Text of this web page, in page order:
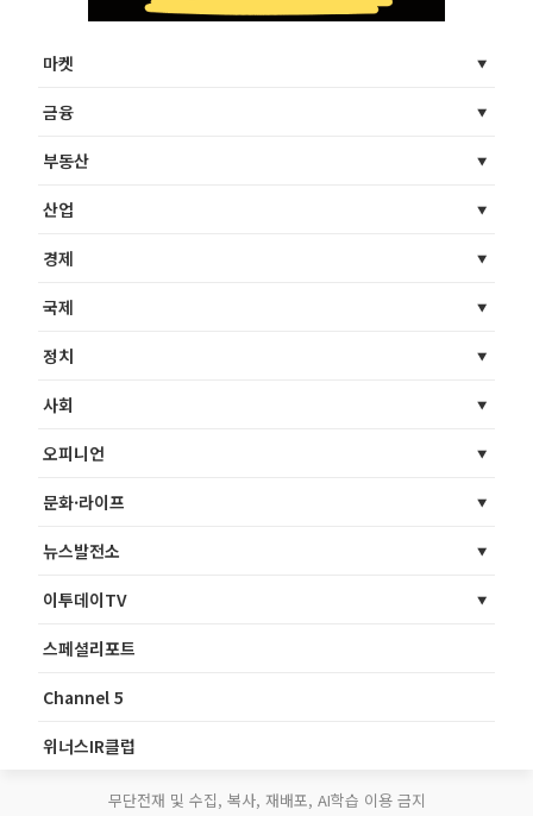
마켓
금융
부동산
산업
경제
국제
정치
사회
오피니언
문화·라이프
뉴스발전소
이투데이TV
스페셜리포트
Channel 5
위너스IR클럽
무단전재 및 수집, 복사, 재배포, AI학습 이용 금지